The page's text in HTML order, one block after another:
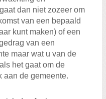
dan niet zozeer om
van een bepaald
kunt maken) of een
van een
maar wat u van de
het gaat om de
aan de gemeente.